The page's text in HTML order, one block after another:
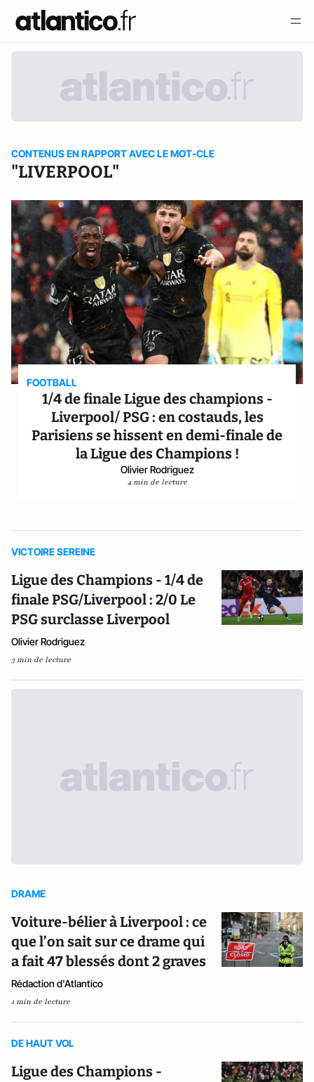
CONTENUS EN RAPPORT AVEC LE MOT-CLE
"LIVERPOOL"
FOOTBALL
1/4 de finale Ligue des champions -
Liverpool/ PSG : en costauds, les
Parisiens se hissent en demi-finale de
la Ligue des Champions !
Olivier Rodriguez
4 min de lecture
VICTOIRE SEREINE
Ligue des Champions - 1/4 de
finale PSG/Liverpool : 2/0 Le
PSG surclasse Liverpool
Olivier Rodriguez
3 min de lecture
DRAME
Voiture-bélier à Liverpool : ce
que l’on sait sur ce drame qui
a fait 47 blessés dont 2 graves
Rédaction d'Atlantico
1 min de lecture
DE HAUT VOL
Ligue des Champions -